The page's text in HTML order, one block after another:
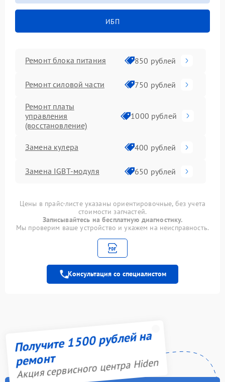
ИБП
Ремонт блока питания 850 рублей
Ремонт силовой части 750 рублей
Ремонт платы
управления
(восстановление)
1000 рублей
Замена кулера 400 рублей
Замена IGBT-модуля 650 рублей
Цены в прайс-листе указаны ориентировочные, без учета
стоимости запчастей.
Записывайтесь на бесплатную диагностику.
Мы проверим ваше устройство и укажем на неисправность.
Консультация со специалистом
Получите 1500 рублей на
ремонт
Акция сервисного центра Hiden